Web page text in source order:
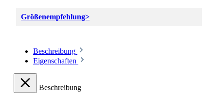
Größenempfehlung>
Beschreibung
Eigenschaften
Beschreibung